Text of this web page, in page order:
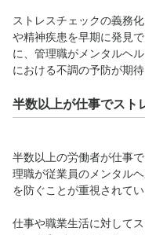
ストレスチェックの義務
や精神疾患を早期に発見
に、管理職がメンタルヘ
における不調の予防が期待
半数以上が仕事でスト
半数以上の労働者が仕事
理職が従業員のメンタル
を防ぐことが重視されてい
仕事や職業生活に対して